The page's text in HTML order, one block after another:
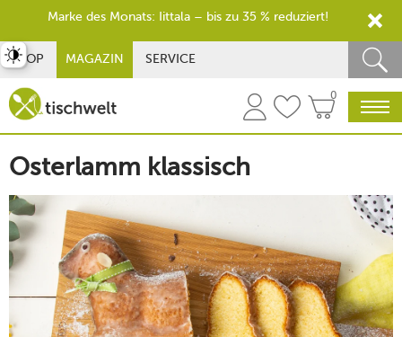
SHOP MAGAZIN SERVICE
0
Osterlamm klassisch
umschalten
Marke des Monats: Iittala – bis zu 35 % reduziert!